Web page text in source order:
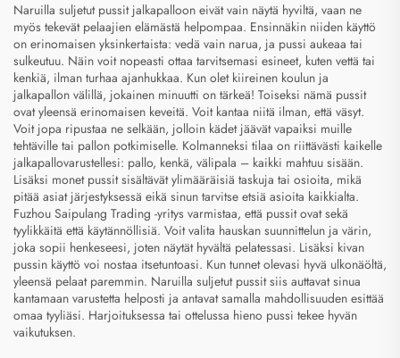
Naruilla suljetut pussit jalkapalloon eivät vain näytä hyviltä, vaan ne
myös tekevät pelaajien elämästä helpompaa. Ensinnäkin niiden käyttö
on erinomaisen yksinkertaista: vedä vain narua, ja pussi aukeaa tai
sulkeutuu. Näin voit nopeasti ottaa tarvitsemasi esineet, kuten vettä tai
kenkiä, ilman turhaa ajanhukkaa. Kun olet kiireinen koulun ja
jalkapallon välillä, jokainen minuutti on tärkeä! Toiseksi nämä pussit
ovat yleensä erinomaisen keveitä. Voit kantaa niitä ilman, että väsyt.
Voit jopa ripustaa ne selkään, jolloin kädet jäävät vapaiksi muille
tehtäville tai pallon potkimiselle. Kolmanneksi tilaa on riittävästi kaikelle
jalkapallovarustellesi: pallo, kenkä, välipala – kaikki mahtuu sisään.
Lisäksi monet pussit sisältävät ylimääräisiä taskuja tai osioita, mikä
pitää asiat järjestyksessä eikä sinun tarvitse etsiä asioita kaikkialta.
Fuzhou Saipulang Trading -yritys varmistaa, että pussit ovat sekä
tyylikkäitä että käytännöllisiä. Voit valita hauskan suunnittelun ja värin,
joka sopii henkeseesi, joten näytät hyvältä pelatessasi. Lisäksi kivan
pussin käyttö voi nostaa itsetuntoasi. Kun tunnet olevasi hyvä ulkonäöltä,
yleensä pelaat paremmin. Naruilla suljetut pussit siis auttavat sinua
kantamaan varustetta helposti ja antavat samalla mahdollisuuden esittää
omaa tyyliäsi. Harjoituksessa tai ottelussa hieno pussi tekee hyvän
vaikutuksen.